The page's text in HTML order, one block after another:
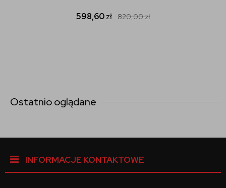
598,60zł 820,00zł
Ostatnio oglądane
INFORMACJE KONTAKTOWE